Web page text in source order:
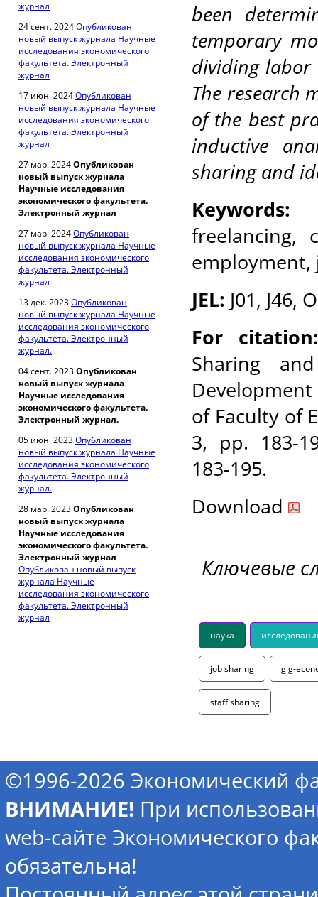
журнал
24 сент. 2024Опубликован
новый выпуск журнала Научные
исследования экономического
факультета. Электронный
журнал
17 июн. 2024Опубликован
новый выпуск журнала Научные
исследования экономического
факультета. Электронный
журнал
27 мар. 2024Опубликован
новый выпуск журнала
Научные исследования
экономического факультета.
Электронный журнал
27 мар. 2024Опубликован
новый выпуск журнала Научные
исследования экономического
факультета. Электронный
журнал
13 дек. 2023Опубликован
новый выпуск журнала Научные
исследования экономического
факультета. Электронный
журнал.
04 сент. 2023Опубликован
новый выпуск журнала
Научные исследования
экономического факультета.
Электронный журнал.
05 июн. 2023Опубликован
новый выпуск журнала Научные
исследования экономического
факультета. Электронный
журнал.
28 мар. 2023Опубликован
новый выпуск журнала
Научные исследования
экономического факультета.
Электронный журнал
Опубликован новый выпуск
журнала Научные
исследования экономического
факультета. Электронный
журнал
been
temporary
dividing
The research
of the best
inductive
sharing and
Keywords:
freelancing,
employment,
JEL: J01, J46,
For
Sharing
of Faculty of
3, pp. 183-
183-195.
Download
Ключевые
наука
job sharing gig-
staff sharing
©1996-2026 Экономический
ВНИМАНИЕ! При
web-сайте Экономического
обязательна!